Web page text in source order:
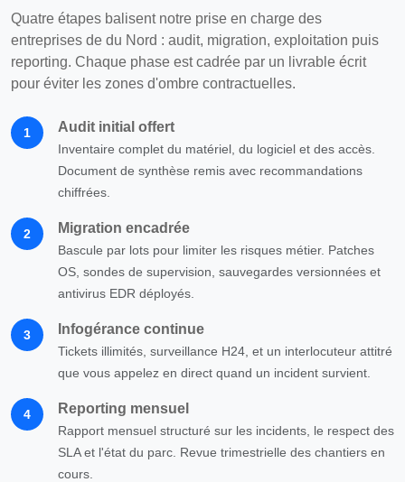
Quatre étapes balisent notre prise en charge des
entreprises de du Nord : audit, migration, exploitation puis
reporting. Chaque phase est cadrée par un livrable écrit
pour éviter les zones d'ombre contractuelles.
1 Audit initial offert
Inventaire complet du matériel, du logiciel et des accès.
Document de synthèse remis avec recommandations
chiffrées.
2 Migration encadrée
Bascule par lots pour limiter les risques métier. Patches
OS, sondes de supervision, sauvegardes versionnées et
antivirus EDR déployés.
3 Infogérance continue
Tickets illimités, surveillance H24, et un interlocuteur attitré
que vous appelez en direct quand un incident survient.
4 Reporting mensuel
Rapport mensuel structuré sur les incidents, le respect des
SLA et l'état du parc. Revue trimestrielle des chantiers en
cours.